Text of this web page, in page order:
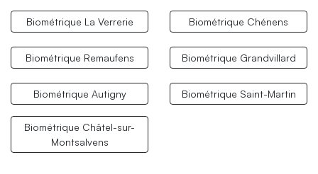
Biométrique La Verrerie Biométrique Chénens
Biométrique Remaufens Biométrique Grandvillard
Biométrique Autigny Biométrique Saint-Martin
Biométrique Châtel-sur-
Montsalvens